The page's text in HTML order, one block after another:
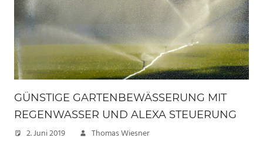
GÜNSTIGE GARTENBEWÄSSERUNG MIT
REGENWASSER UND ALEXA STEUERUNG
2. Juni 2019 Thomas Wiesner